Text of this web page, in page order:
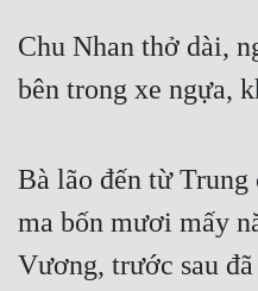
Chu Nhan thở dài,
bên trong xe ngựa,
Bà lão đến từ Trung
ma bốn mươi mấy
Vương, trước sau